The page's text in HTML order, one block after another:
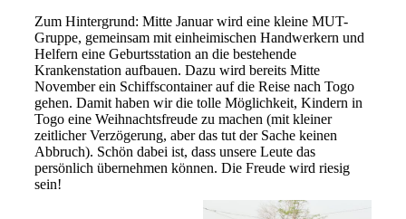
Zum Hintergrund: Mitte Januar wird eine kleine MUT-
Gruppe, gemeinsam mit einheimischen Handwerkern und
Helfern eine Geburtsstation an die bestehende
Krankenstation aufbauen. Dazu wird bereits Mitte
November ein Schiffscontainer auf die Reise nach Togo
gehen. Damit haben wir die tolle Möglichkeit, Kindern in
Togo eine Weihnachtsfreude zu machen (mit kleiner
zeitlicher Verzögerung, aber das tut der Sache keinen
Abbruch). Schön dabei ist, dass unsere Leute das
persönlich übernehmen können. Die Freude wird riesig
sein!